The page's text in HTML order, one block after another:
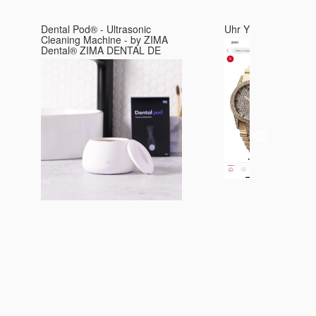
Dental Pod® - Ultrasonic
Cleaning Machine - by ZIMA
Dental® ZIMA DENTAL DE
Uhr Yves Camani